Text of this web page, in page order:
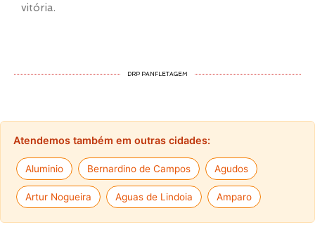
vitória.
DRP PANFLETAGEM
Atendemos também em outras cidades:
Aluminio Bernardino de Campos Agudos
Artur Nogueira Aguas de Lindoia Amparo